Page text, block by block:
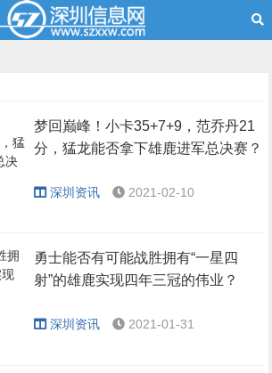
梦回巅峰！小卡35+7+9，范乔丹21
分，猛龙能否拿下雄鹿进军总决赛？
深圳资讯 2021-02-10
勇士能否有可能战胜拥有“一星四
射”的雄鹿实现四年三冠的伟业？
深圳资讯 2021-01-31